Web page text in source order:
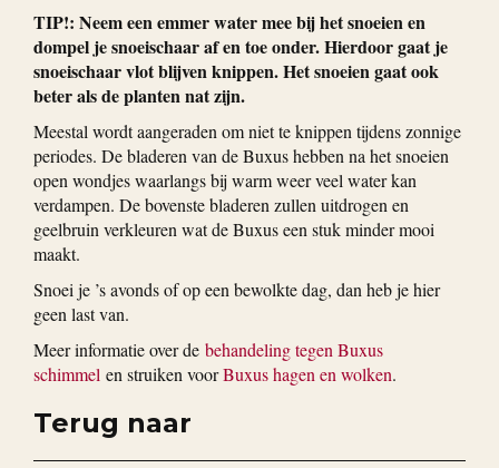
TIP!: Neem een emmer water mee bij het snoeien en
dompel je snoeischaar af en toe onder. Hierdoor gaat je
snoeischaar vlot blijven knippen. Het snoeien gaat ook
beter als de planten nat zijn.
Meestal wordt aangeraden om niet te knippen tijdens zonnige
periodes. De bladeren van de Buxus hebben na het snoeien
open wondjes waarlangs bij warm weer veel water kan
verdampen. De bovenste bladeren zullen uitdrogen en
geelbruin verkleuren wat de Buxus een stuk minder mooi
maakt.
Snoei je ’s avonds of op een bewolkte dag, dan heb je hier
geen last van.
Meer informatie over de behandeling tegen Buxus
schimmel en struiken voorBuxus hagen en wolken.
Terug naar